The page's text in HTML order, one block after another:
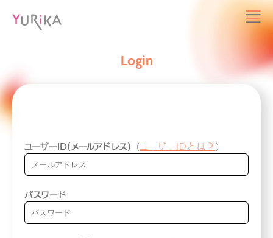
Login
ユーザーID(メールアドレス) （ ユーザーIDとは？ ）
パスワード